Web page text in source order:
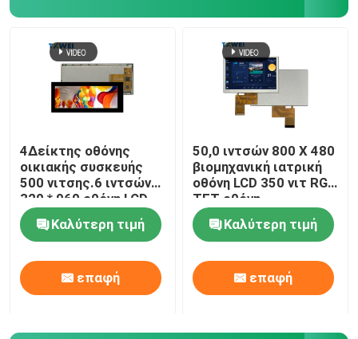
4Δείκτης οθόνης
οικιακής συσκευής
500 νιτσης.6 ιντσών
320 * 960 οθόνη LCD
Καλύτερη τιμή
επαφή
50,0 ιντσών 800 X 480
βιομηχανική ιατρική
οθόνη LCD 350 νιτ RGB
TFT οθόνη
Καλύτερη τιμή
επαφή